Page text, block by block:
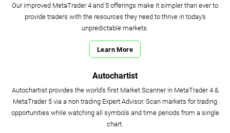
Our improved MetaTrader 4 and 5 offerings make it simpler than ever to
provide traders with the resources they need to thrive in today's
unpredictable markets.
Learn More
Autochartist
Autochartist provides the world’s first Market Scanner in MetaTrader 4 &
MetaTrader 5 via a non trading Expert Advisor. Scan markets for trading
opportunities while watching all symbols and time periods from a single
chart.